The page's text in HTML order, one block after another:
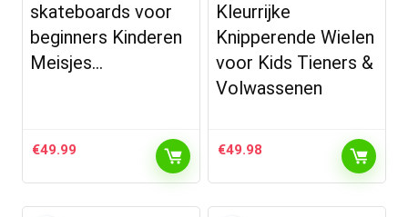
skateboards voor
beginners Kinderen
Meisjes…
€49.99
Kleurrijke
Knipperende Wielen
voor Kids Tieners &
Volwassenen
€49.98